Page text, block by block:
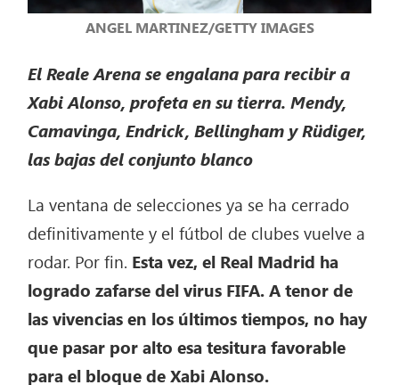
ANGEL MARTINEZ/GETTY IMAGES
El Reale Arena se engalana para recibir a
Xabi Alonso, profeta en su tierra. Mendy,
Camavinga, Endrick, Bellingham y Rüdiger,
las bajas del conjunto blanco
La ventana de selecciones ya se ha cerrado
definitivamente y el fútbol de clubes vuelve a
rodar. Por fin. Esta vez, el Real Madrid ha
logrado zafarse del virus FIFA. A tenor de
las vivencias en los últimos tiempos, no hay
que pasar por alto esa tesitura favorable
para el bloque de Xabi Alonso.